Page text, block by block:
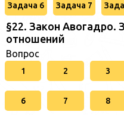
Задача 6 Задача 7
§22. Закон Авогадро.
отношений
Вопрос
1 2 3
6 7 8